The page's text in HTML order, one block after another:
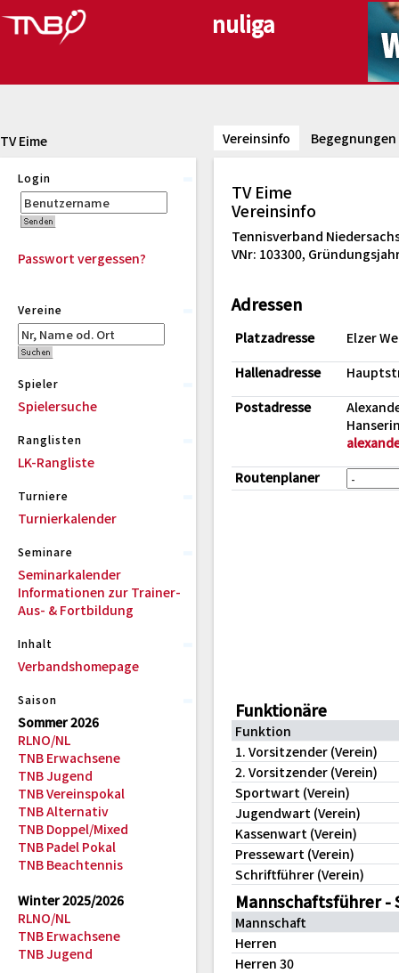
TV Eime Vereinsinfo Begegnungen
Login
Passwort vergessen?
Vereine
Spieler
Spielersuche
Ranglisten
LK-Rangliste
Turniere
Turnierkalender
Seminare
Seminarkalender
Informationen zur Trainer-
Aus- & Fortbildung
Inhalt
Verbandshomepage
Saison
Sommer 2026
RLNO/NL
TNB Erwachsene
TNB Jugend
TNB Vereinspokal
TNB Alternativ
TNB Doppel/Mixed
TNB Padel Pokal
TNB Beachtennis
Winter 2025/2026
RLNO/NL
TNB Erwachsene
TNB Jugend
TV Eime
Vereinsinfo
Tennisverband
VNr: 103300,
Adressen
Platzadresse
Elzer
Hallenadresse
Postadresse
Routenplaner
Funktionäre
Funktion
1. Vorsitzender (Verein)
2. Vorsitzender (Verein)
Sportwart (Verein)
Jugendwart (Verein)
Kassenwart (Verein)
Pressewart (Verein)
Schriftführer (Verein)
Mannschaftsführer -
Mannschaft
Herren
Herren 30